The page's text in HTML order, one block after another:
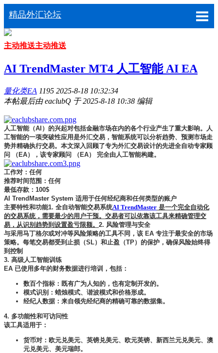
精品外汇论坛
主动推送主动推送
AI TrendMaster MT4 人工智能 AI EA
量化类EA 1195 2025-8-18 10:32:34
本帖最后由 eaclubQ 于 2025-8-18 10:38 编辑
人工智能（AI）的兴起对包括金融市场在内的各个行业产生了重大影响。人
工智能的一项突破性应用是外汇交易，智能系统可以分析趋势、预测市场走
势并精确执行交易。本文深入回顾了专为外汇交易设计的先进全自动专家顾
问 （EA），该专家顾问 （EA） 完全由人工智能构建。
工作对：任何
推荐时间范围：任何
最低存款：100$
AI TrendMaster System 适用于任何经纪商和任何类型的账户
主要特性和功能1. 全自动智能交易系统AI TrendMaster 是一个完全自动化
的交易系统，需要最少的用户干预。交易者可以依靠该工具来精确管理交
易，从识别趋势到设置盈亏限额。 2. 风险管理与安全
与采用马丁格尔或对冲等风险策略的工具不同，该 EA 专注于最安全的市场
策略。每笔交易都受到止损（SL）和止盈（TP）的保护，确保风险始终得
到控制
3. 高级人工智能训练
EA 已使用多年的财务数据进行培训，包括：
数百个指标：既有广为人知的，也有定制开发的。
模式识别：蜡烛模式、谐波模式和价格形成。
经纪人数据：来自领先经纪商的精确可靠的数据集。
4. 多功能性和可访问性
该工具适用于：
货币对：欧元兑美元、英镑兑美元、欧元英镑、新西兰元兑美元、澳
元兑美元、美元瑞郎。